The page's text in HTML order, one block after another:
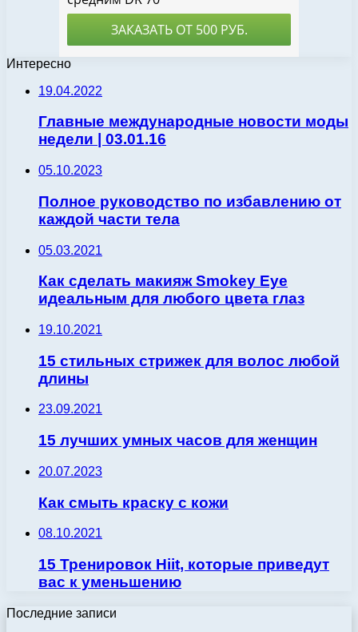
Интересно
19.04.2022
Главные международные новости моды
недели | 03.01.16
05.10.2023
Полное руководство по избавлению от
каждой части тела
05.03.2021
Как сделать макияж Smokey Eye
идеальным для любого цвета глаз
19.10.2021
15 стильных стрижек для волос любой
длины
23.09.2021
15 лучших умных часов для женщин
20.07.2023
Как смыть краску с кожи
08.10.2021
15 Тренировок Hiit, которые приведут
вас к уменьшению
Последние записи